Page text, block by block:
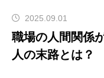
2025.09.01
職場の人間関係
人の末路とは？